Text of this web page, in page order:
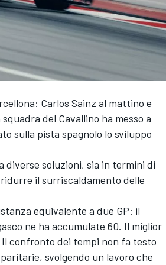
Carlos Sainz al mattino e
del Cavallino ha messo a
sulla pista spagnolo lo sviluppo
soluzioni, sia in termini di
il surriscaldamento delle
equivalente a due GP: il
ne ha accumulate 60. Il miglior
Il confronto dei tempi non fa testo
svolgendo un lavoro che